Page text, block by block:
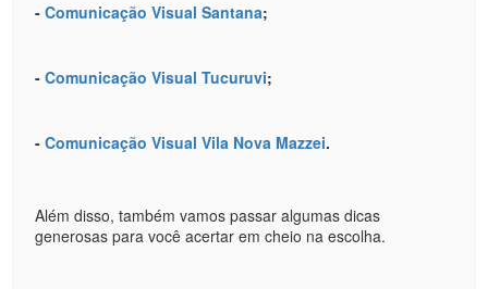
-Comunicação Visual Santana;
-Comunicação Visual Tucuruvi;
-Comunicação Visual Vila Nova Mazzei.
Além disso, também vamos passar algumas dicas
generosas para você acertar em cheio na escolha.